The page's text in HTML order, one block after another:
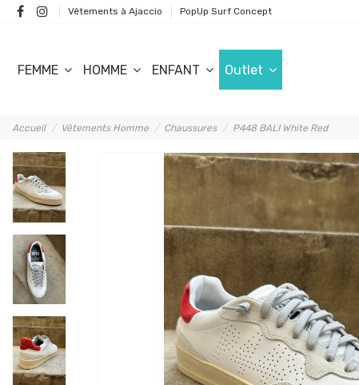
Vêtements à Ajaccio PopUp Surf Concept
FEMME HOMME ENFANT Outlet
Accueil Vêtements Homme Chaussures P448 BALI White Red